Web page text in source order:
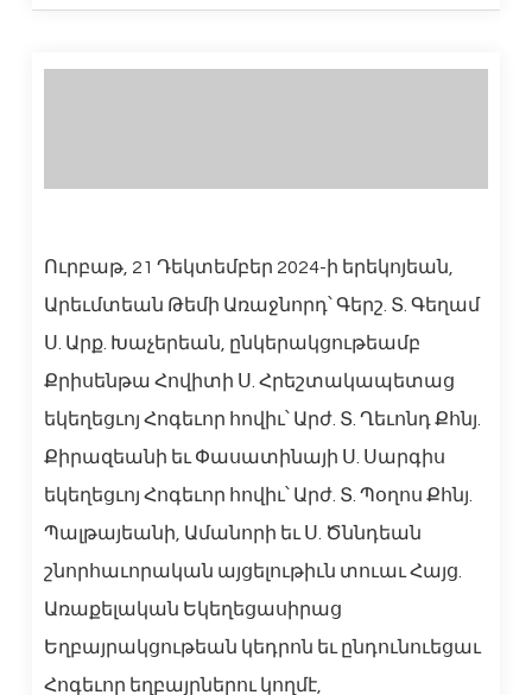
Ուրբաթ, 21 Դեկտեմբեր 2024-ի երեկոյեան,
Արեւմտեան Թեմի Առաջնորդ՝ Գերշ. Տ. Գեղամ
Ս. Արք. Խաչերեան, ընկերակցութեամբ
Քրիսենթա Հովիտի Ս. Հրեշտակապետաց
եկեղեցւոյ Հոգեւոր հովիւ՝ Արժ. Տ. Ղեւոնդ Քհնյ.
Քիրազեանի եւ Փասատինայի Ս. Սարգիս
եկեղեցւոյ Հոգեւոր հովիւ՝ Արժ. Տ. Պօղոս Քհնյ.
Պալթայեանի, Ամանորի եւ Ս. Ծննդեան
շնորհաւորական այցելութիւն տուաւ Հայց.
Առաքելական Եկեղեցասիրաց
Եղբայրակցութեան կեդրոն եւ ընդունուեցաւ
Հոգեւոր եղբայրներու կողմէ,